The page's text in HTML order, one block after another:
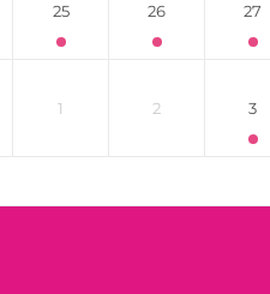
25 26 27
1 2 3